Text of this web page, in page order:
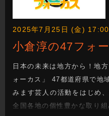
2025年7月25日 (金)
小倉淳の47フォ
日本の未来は地方から！地
ォーカス」 47都道府県で地
みます芸人の活動をはじめ
全国各地の個性豊かな取り